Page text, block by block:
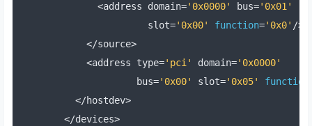
<address domain='0x0000' bus='0x01'
                 slot
='0x00' function='0x0' />
</source>
<address type='pci' domain='0x0000'
               bus
='0x00' slot='0x05' function
</hostdev>
</devices>